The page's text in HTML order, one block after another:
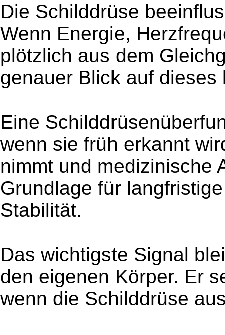
Die Schilddrüse
Wenn Energie,
plötzlich aus dem
genauer Blick auf dieses
Eine
wenn sie früh erkannt
nimmt und medizinische
Grundlage für
Stabilität.
Das wichtigste Signal
den eigenen Körper. Er
wenn die Schilddrüse